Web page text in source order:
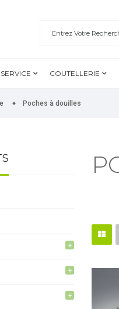
SERVICE COUTELLERIE
Poches à douilles
add
add
add